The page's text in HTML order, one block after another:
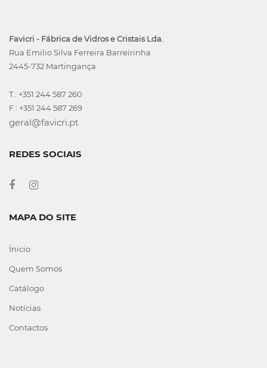
Favicri - Fábrica de Vidros e Cristais Lda.
Rua Emilio Silva Ferreira Barreirinha
2445-732 Martingança
T.: +351 244 587 260
F.: +351 244 587 269
geral@favicri.pt
REDES SOCIAIS
MAPA DO SITE
Ínicio
Quem Somos
Catálogo
Notícias
Contactos